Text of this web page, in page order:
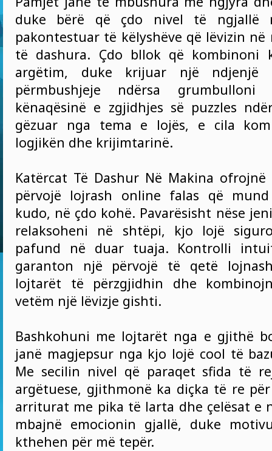
duke bërë që çdo nivel të ngjallë
pakontestuar të këlyshëve që lëvizin
të dashura. Çdo bllok që kombinoni
argëtim, duke krijuar një ndjenjë
përmbushjeje ndërsa grumbulloni
kënaqësinë e zgjidhjes së puzzles
gëzuar nga tema e lojës, e cila
logjikën dhe krijimtarinë.
Katërcat Të Dashur Në Makina
përvojë lojrash online falas që
kudo, në çdo kohë. Pavarësisht nëse
relaksoheni në shtëpi, kjo lojë
pafund në duar tuaja. Kontrolli
garanton një përvojë të qetë
lojtarët të përzgjidhin dhe
vetëm një lëvizje gishti.
Bashkohuni me lojtarët nga e gjithë
janë magjepsur nga kjo lojë cool të
Me secilin nivel që paraqet sfida të
argëtuese, gjithmonë ka diçka të re
arriturat me pika të larta dhe çelësat e
mbajnë emocionin gjallë, duke
kthehen për më tepër.